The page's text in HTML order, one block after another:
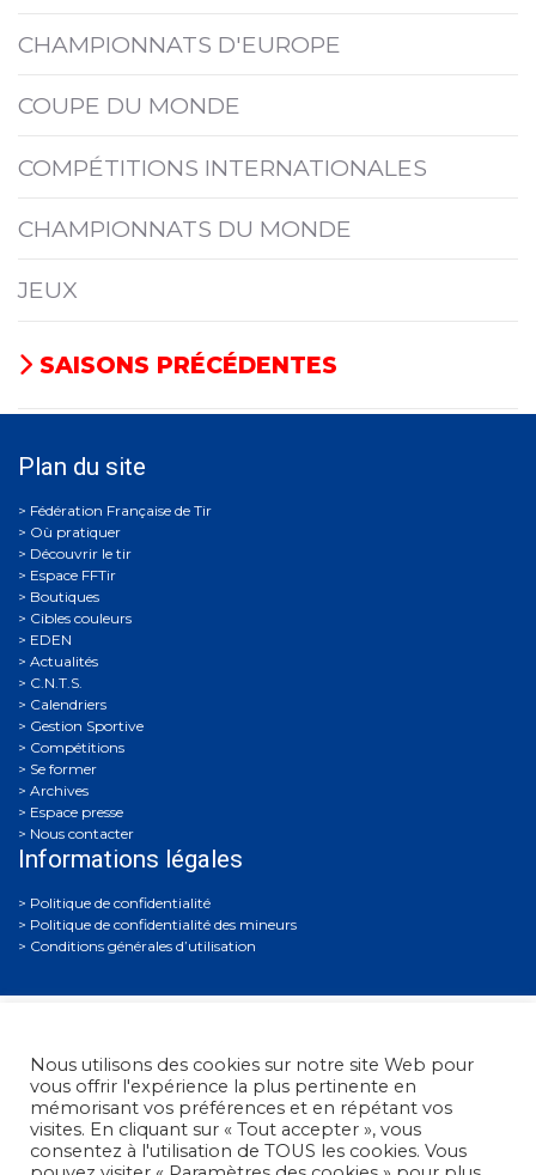
CHAMPIONNATS D'EUROPE
COUPE DU MONDE
COMPÉTITIONS INTERNATIONALES
CHAMPIONNATS DU MONDE
JEUX
SAISONS PRÉCÉDENTES
Plan du site
Où pratiquer
Découvrir le tir
Espace FFTir
Boutiques
Cibles couleurs
EDEN
Actualités
C.N.T.S.
Calendriers
Gestion Sportive
Compétitions
Se former
Archives
Espace presse
Nous contacter
Informations légales
Politique de confidentialité
Politique de confidentialité des mineurs
Conditions générales d’utilisation
Fédération Française de Tir• 38, rue Brunel - 75017 Paris
• Tél. : +33 (0)1 58 05 45 45
Nous utilisons des cookies sur notre site Web pour
vous offrir l'expérience la plus pertinente en
mémorisant vos préférences et en répétant vos
visites. En cliquant sur « Tout accepter », vous
consentez à l'utilisation de TOUS les cookies. Vous